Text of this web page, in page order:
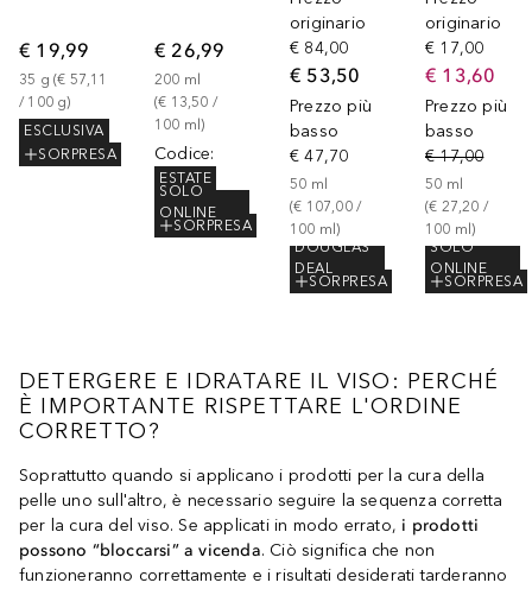
€ 19,99
35 g (€ 57,11
/ 100 g)
ESCLUSIVA
SORPRESA
€ 26,99
200 ml
(€ 13,50 /
100 ml)
Codice:
ESTATE
SOLO
ONLINE
SORPRESA
originario
€ 84,00
€ 53,50
Prezzo più
basso
€ 47,70
50 ml
(€ 107,00 /
100 ml)
DOUGLAS
DEAL
SORPRESA
originario
€ 17,00
€ 13,60
Prezzo più
basso
€ 17,00
50 ml
(€ 27,20 /
100 ml)
SOLO
ONLINE
SORPRESA
DETERGERE E IDRATARE IL VISO: PERCHÉ
È IMPORTANTE RISPETTARE L'ORDINE
CORRETTO?
Soprattutto quando si applicano i prodotti per la cura della
pelle uno sull'altro, è necessario seguire la sequenza corretta
per la cura del viso. Se applicati in modo errato, i prodotti
possono “bloccarsi” a vicenda. Ciò significa che non
funzioneranno correttamente e i risultati desiderati tarderanno